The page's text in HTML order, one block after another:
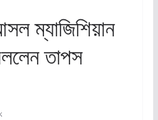
ম্যাজিশিয়ান
তাপস